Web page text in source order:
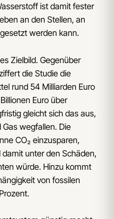
ist damit fester
an den Stellen, an
werden kann.
Zielbild. Gegenüber
die Studie die
rund 54 Milliarden Euro
Euro über
gleicht sich das aus,
wegfallen. Die
CO₂ einzusparen,
damit unter den Schäden,
würde. Hinzu kommt
von fossilen